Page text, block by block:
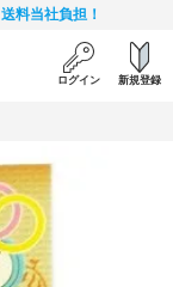
送料当社負担！
ログイン 新規登録